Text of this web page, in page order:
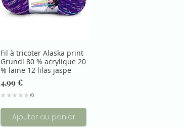
Fil à tricoter Alaska print
Grundl 80 % acrylique 20
% laine 12 lilas jaspe
Prix
4,99 €
★ ★ ★ ★ ★ 0
0
Ajouter au panier